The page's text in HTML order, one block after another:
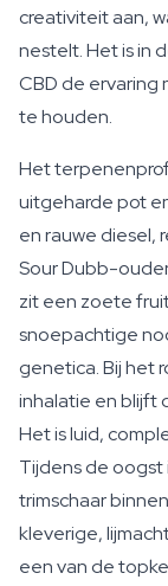
creativiteit aan,
nestelt. Het is in
CBD de
te houden.
Het
uitgeharde pot
en rauwe diesel,
Sour Dubb-
zit een zoete
snoepachtige
genetica. Bij het
inhalatie en blijft
Het is luid,
Tijdens de
trimschaar
kleverige,
een van de